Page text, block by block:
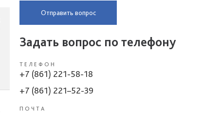
Отправить вопрос
Задать вопрос по телефону
ТЕЛЕФОН
+7 (861) 221-58-18
+7 (861) 221–52-39
ПОЧТА